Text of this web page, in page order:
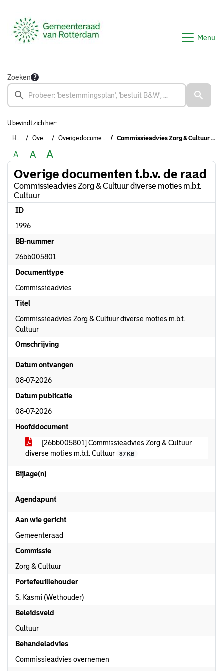
Menu
Zoeken
U bevindt zich hier:
Home Overzichten Overige documenten t.b.v. de raad Commissieadvies Zorg & Cultuur diverse moties m.b.t. Cultuur
A A A
Overige documenten t.b.v. de raad
Commissieadvies Zorg & Cultuur diverse moties m.b.t.
Cultuur
ID
1996
BB-nummer
26bb005801
Documenttype
Commissieadvies
Titel
Commissieadvies Zorg & Cultuur diverse moties m.b.t.
Cultuur
Omschrijving
Datum ontvangen
08-07-2026
Datum publicatie
08-07-2026
Hoofddocument
[26bb005801] Commissieadvies Zorg & Cultuur
diverse moties m.b.t. Cultuur
87 KB
Bijlage(n)
Agendapunt
Aan wie gericht
Gemeenteraad
Commissie
Zorg & Cultuur
Portefeuillehouder
S. Kasmi (Wethouder)
Beleidsveld
Cultuur
Behandeladvies
Commissieadvies overnemen